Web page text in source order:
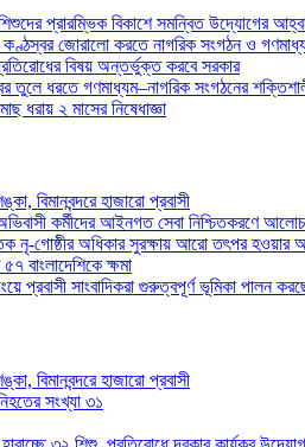
প্রারম্ভিক বিকাশে সমন্বিত উদ্যোগের
কণ্ঠস্বর জোরালো করতে নাগরিক সংগঠন ও
বিষয় অন্তর্ভুক্ত করবে সরকার
তুলে ধরতে গণমাধ্যম–নাগরিক সংগঠনের
ধরায় ২ মাসের নিষেধাজ্ঞা
বিমানবন্দরে হাজারো প্রবাসী
কর্মীদের আইনগত সেবা নিশ্চিতকরণে
নৃ-গোষ্ঠীর অধিকার সুরক্ষায় আরো তৎপর হওয়ার
বাংলাদেশিকে ক্ষমা
প্রবাসী সাংবাদিকরা গুরুত্বপূর্ণ ভূমিকা পালন
বিমানবন্দরে হাজারো প্রবাসী
সংখ্যা ৩১